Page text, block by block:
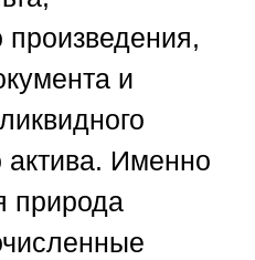
произведения,
и
актива. Именно
природа